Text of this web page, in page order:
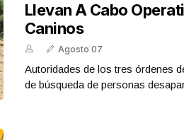
Llevan A Cabo
Caninos
Agosto 07
Autoridades de los tres órdenes
de búsqueda de personas